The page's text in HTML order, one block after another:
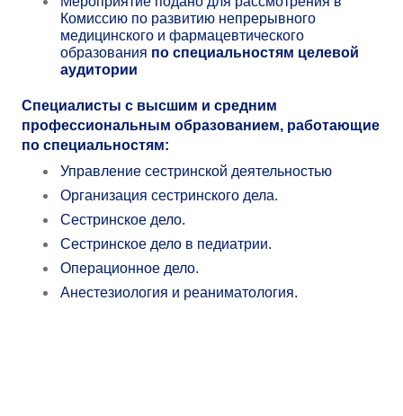
Комиссию по развитию непрерывного
медицинского и фармацевтического
образования по специальностям целевой
аудитории
Специалисты с высшим и средним
профессиональным образованием, работающие
по специальностям:
Управление сестринской деятельностью
Организация сестринского дела.
Сестринское дело.
Сестринское дело в педиатрии.
Операционное дело.
Анестезиология и реаниматология.